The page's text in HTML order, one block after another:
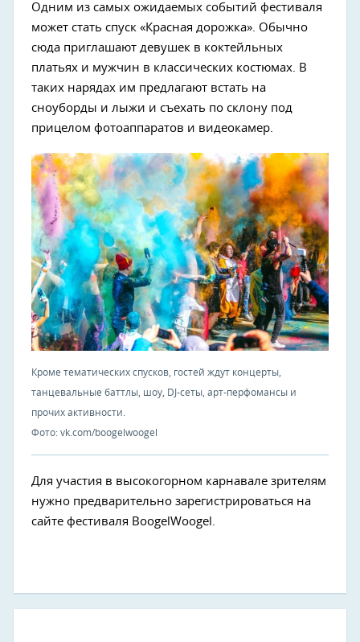
Одним из самых ожидаемых событий фестиваля
может стать спуск «Красная дорожка». Обычно
сюда приглашают девушек в коктейльных
платьях и мужчин в классических костюмах. В
таких нарядах им предлагают встать на
сноуборды и лыжи и съехать по склону под
прицелом фотоаппаратов и видеокамер.
Кроме тематических спусков, гостей ждут концерты,
танцевальные баттлы, шоу, DJ-сеты, арт-перфомансы и
прочих активности.
Фото: vk.com/boogelwoogel
Для участия в высокогорном карнавале зрителям
нужно предварительно зарегистрироваться на
сайте фестиваля BoogelWoogel.